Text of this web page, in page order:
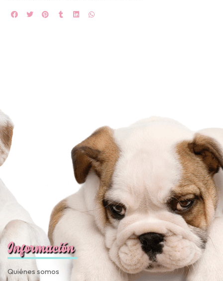
Información
Quiénes somos